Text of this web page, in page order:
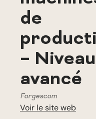
de
– Niveau
avancé
Forgescom
Voir le site web